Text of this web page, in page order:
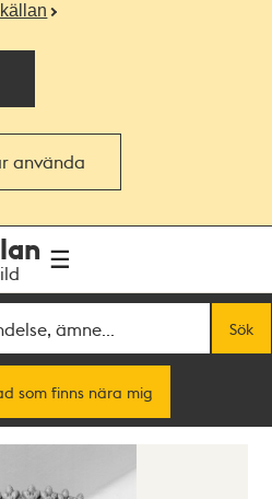
använda
Sök
som finns nära mig